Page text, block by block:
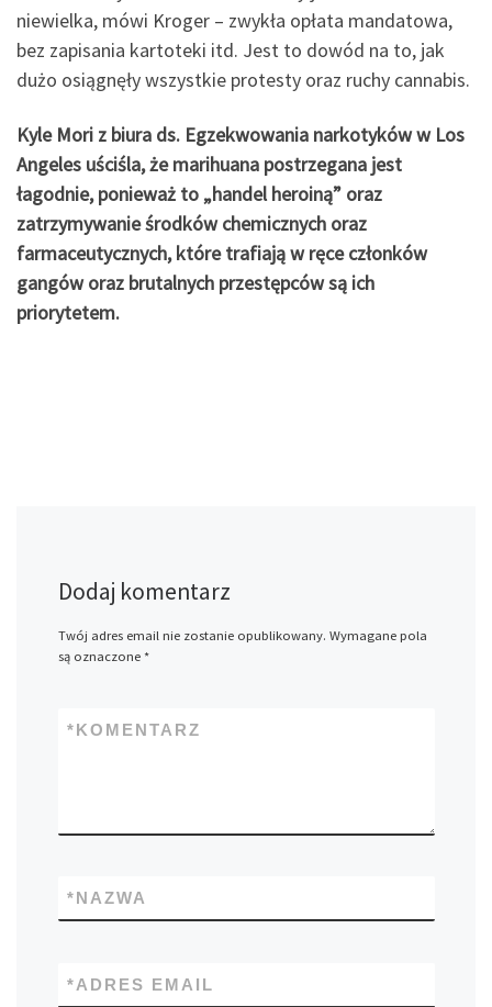
niewielka, mówi Kroger – zwykła opłata mandatowa,
bez zapisania kartoteki itd. Jest to dowód na to, jak
dużo osiągnęły wszystkie protesty oraz ruchy cannabis.
Kyle Mori z biura ds. Egzekwowania narkotyków w Los
Angeles uściśla, że marihuana postrzegana jest
łagodnie, ponieważ to „handel heroiną” oraz
zatrzymywanie środków chemicznych oraz
farmaceutycznych, które trafiają w ręce członków
gangów oraz brutalnych przestępców są ich
priorytetem.
Dodaj komentarz
Twój adres email nie zostanie opublikowany. Wymagane pola
są oznaczone *
KOMENTARZ
*
NAZWA
*
ADRES EMAIL
*